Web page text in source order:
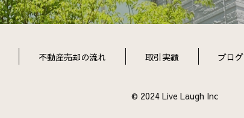
不動産売却の流れ 取引実績 ブログ
© 2024 Live Laugh Inc